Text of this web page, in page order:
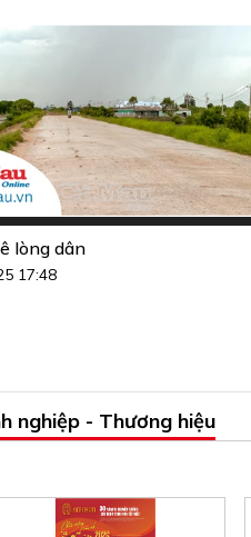
lòng dân
17:48
nghiệp - Thương hiệu